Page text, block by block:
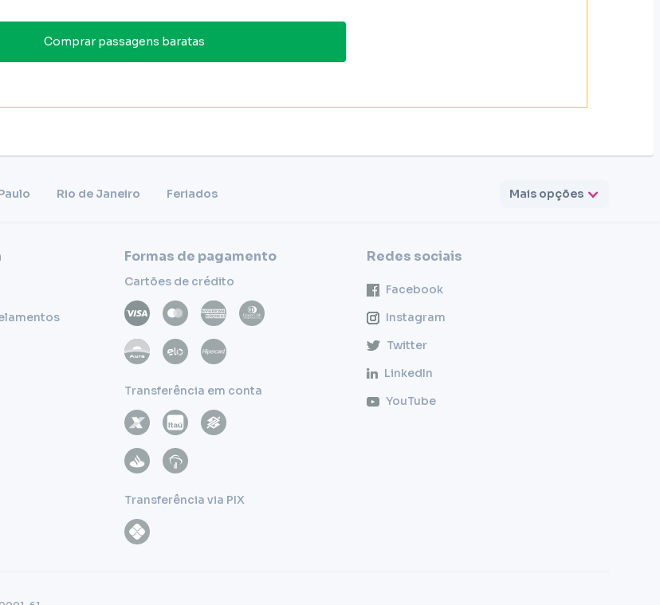
Comprar passagens baratas
Rio de Janeiro Feriados Mais opções
Formas de pagamento
Cartões de crédito
Transferência em conta
Transferência via PIX
Redes sociais
Facebook
Instagram
Twitter
LinkedIn
YouTube